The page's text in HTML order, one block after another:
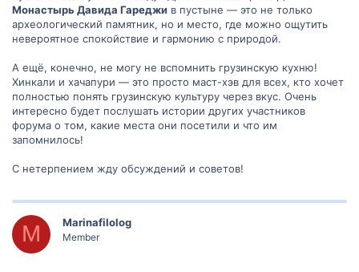
Монастырь Давида Гареджи в пустыне — это не только
археологический памятник, но и место, где можно ощутить
невероятное спокойствие и гармонию с природой.
А ещё, конечно, не могу не вспомнить грузинскую кухню!
Хинкали и хачапури — это просто маст-хэв для всех, кто хочет
полностью понять грузинскую культуру через вкус. Очень
интересно будет послушать истории других участников
форума о том, какие места они посетили и что им
запомнилось!
С нетерпением жду обсуждений и советов!
M Marinafilolog
Member